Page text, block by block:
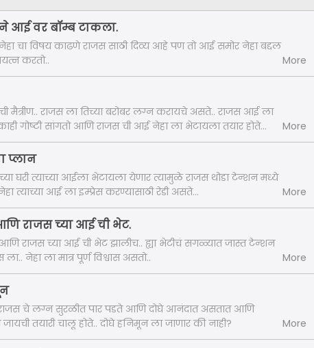
ने आई वर बॉम्ब टाकला.
चा विषय काढणे राजस साठी दिव्य आहे पण तो आई समोर नेहा बद्दल
करतो..
More
मैत्रीण.. राजस ला तिच्या बरोबर लग्न करायचे असते.. राजस आई ला
गोष्टी सांगतो आणि राजस ची आई नेहा ला भेटायला तयार होते...
More
प्लान
घरी त्याच्या आईला भेटायला येणार त्यामुळे राजस थोडा टेन्शन मध्ये
त्याच्या आई ला इम्प्रेस करण्यासाठी रेडी असते...
More
राजस च्या आई ची भेट.
राजस च्या आई ची भेट झालीच.. ह्या भेटीचं सगळ्यात जास्त टेन्शन
ला.. नेहा ला मात्र पूर्ण विश्वास असतो..
More
चे लग्न सुरळीत पार पडते आणि दोघे आनंदात असतात आणि
तयारी चालू होते.. दोघे हनिमून ला जाणार की नाही?
More